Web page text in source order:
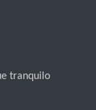
tranquilo